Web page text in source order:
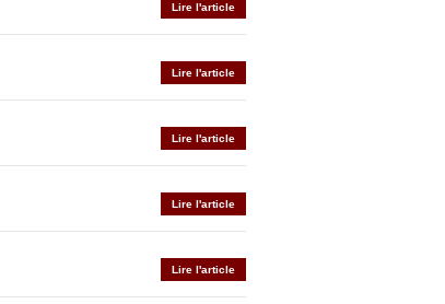
Lire l'article
Lire l'article
Lire l'article
Lire l'article
Lire l'article